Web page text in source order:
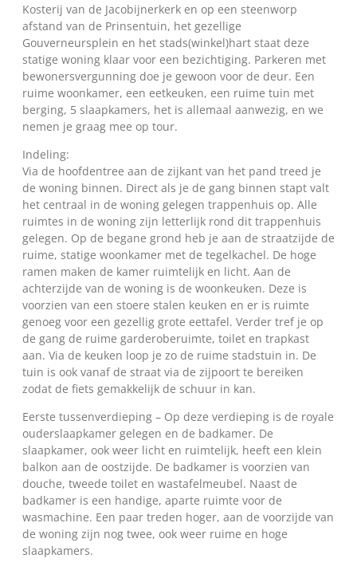
Kosterij van de Jacobijnerkerk en op een steenworp
afstand van de Prinsentuin, het gezellige
Gouverneursplein en het stads(winkel)hart staat deze
statige woning klaar voor een bezichtiging. Parkeren met
bewonersvergunning doe je gewoon voor de deur. Een
ruime woonkamer, een eetkeuken, een ruime tuin met
berging, 5 slaapkamers, het is allemaal aanwezig, en we
nemen je graag mee op tour.
Indeling:
Via de hoofdentree aan de zijkant van het pand treed je
de woning binnen. Direct als je de gang binnen stapt valt
het centraal in de woning gelegen trappenhuis op. Alle
ruimtes in de woning zijn letterlijk rond dit trappenhuis
gelegen. Op de begane grond heb je aan de straatzijde de
ruime, statige woonkamer met de tegelkachel. De hoge
ramen maken de kamer ruimtelijk en licht. Aan de
achterzijde van de woning is de woonkeuken. Deze is
voorzien van een stoere stalen keuken en er is ruimte
genoeg voor een gezellig grote eettafel. Verder tref je op
de gang de ruime garderoberuimte, toilet en trapkast
aan. Via de keuken loop je zo de ruime stadstuin in. De
tuin is ook vanaf de straat via de zijpoort te bereiken
zodat de fiets gemakkelijk de schuur in kan.
Eerste tussenverdieping – Op deze verdieping is de royale
ouderslaapkamer gelegen en de badkamer. De
slaapkamer, ook weer licht en ruimtelijk, heeft een klein
balkon aan de oostzijde. De badkamer is voorzien van
douche, tweede toilet en wastafelmeubel. Naast de
badkamer is een handige, aparte ruimte voor de
wasmachine. Een paar treden hoger, aan de voorzijde van
de woning zijn nog twee, ook weer ruime en hoge
slaapkamers.